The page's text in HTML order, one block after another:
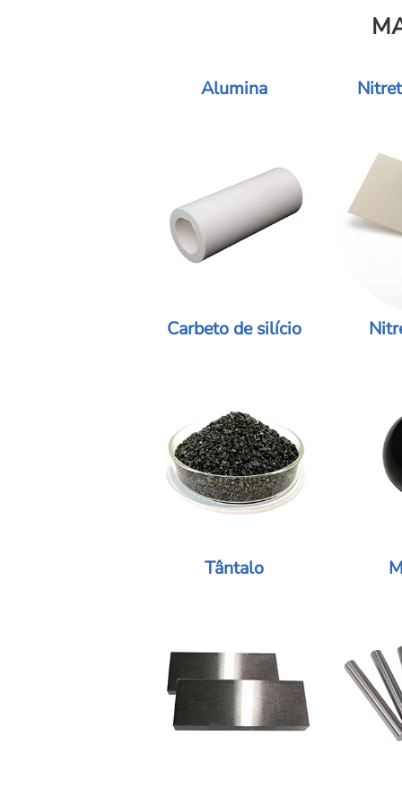
Alumina
Carbeto de silício
Tântalo